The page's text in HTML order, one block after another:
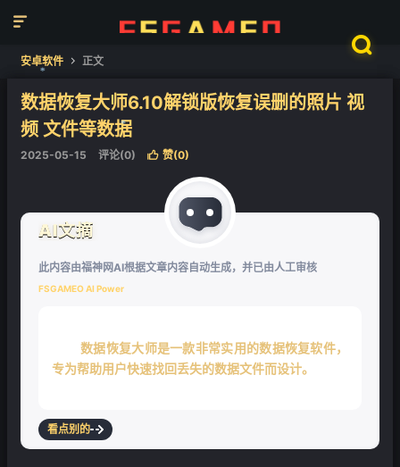


安卓软件  正文
数据恢复大师6.10解锁版恢复误删的照片 视
频 文件等数据
2025-05-15 评论(0)  赞(0)
AI文摘
此内容由福神网AI根据文章内容自动生成，并已由人工审核
FSGAMEO AI Power
数据恢复大师是一款非常实用的数据恢复软件，
专为帮助用户快速找回丢失的数据文件而设计。
看点别的
❄